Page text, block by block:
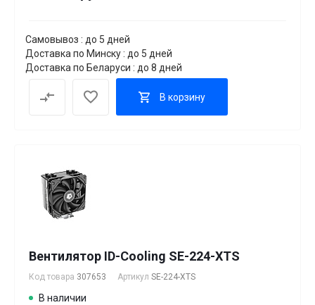
Самовывоз : до 5 дней
Доставка по Минску : до 5 дней
Доставка по Беларуси : до 8 дней
В корзину
Вентилятор ID-Cooling SE-224-XTS
Код товара 307653 Артикул SE-224-XTS
В наличии